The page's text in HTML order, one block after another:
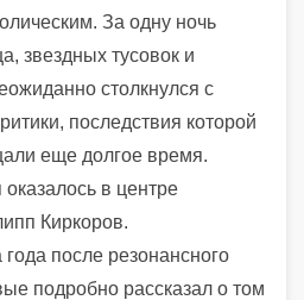
За одну ночь
звездных тусовок и
столкнулся с
последствия которой
еще долгое время.
в центре
Киркоров.
после резонансного
подробно рассказал о том